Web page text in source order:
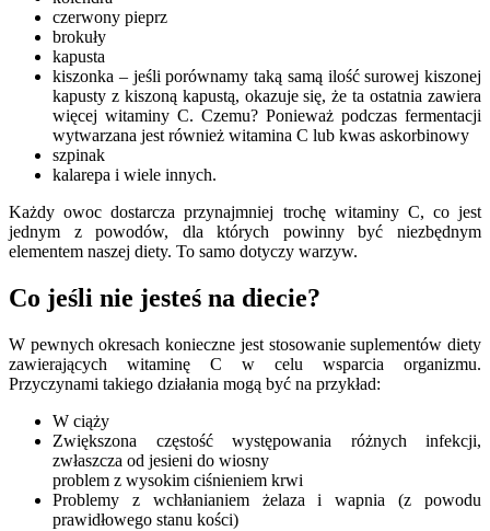
czerwony pieprz
brokuły
kapusta
kiszonka – jeśli porównamy taką samą ilość surowej kiszonej
kapusty z kiszoną kapustą, okazuje się, że ta ostatnia zawiera
więcej witaminy C. Czemu? Ponieważ podczas fermentacji
wytwarzana jest również witamina C lub kwas askorbinowy
szpinak
kalarepa i wiele innych.
Każdy owoc dostarcza przynajmniej trochę witaminy C, co jest
jednym z powodów, dla których powinny być niezbędnym
elementem naszej diety. To samo dotyczy warzyw.
Co jeśli nie jesteś na diecie?
W pewnych okresach konieczne jest stosowanie suplementów diety
zawierających witaminę C w celu wsparcia organizmu.
Przyczynami takiego działania mogą być na przykład:
W ciąży
Zwiększona częstość występowania różnych infekcji,
zwłaszcza od jesieni do wiosny
problem z wysokim ciśnieniem krwi
Problemy z wchłanianiem żelaza i wapnia (z powodu
prawidłowego stanu kości)